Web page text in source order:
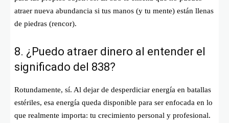
atraer nueva abundancia si tus manos (y tu mente) están llenas
de piedras (rencor).
8. ¿Puedo atraer dinero al entender el
significado del 838?
Rotundamente, sí. Al dejar de desperdiciar energía en batallas
estériles, esa energía queda disponible para ser enfocada en lo
que realmente importa: tu crecimiento personal y profesional.